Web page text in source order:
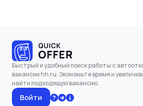
Быстрый и удобный поиск работы с
вакансии hh.ru. Экономьте время и
найти подходящую вакансию.
Войти